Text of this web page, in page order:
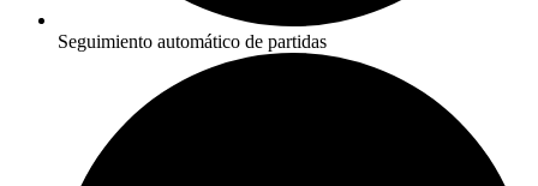
Seguimiento automático de partidas